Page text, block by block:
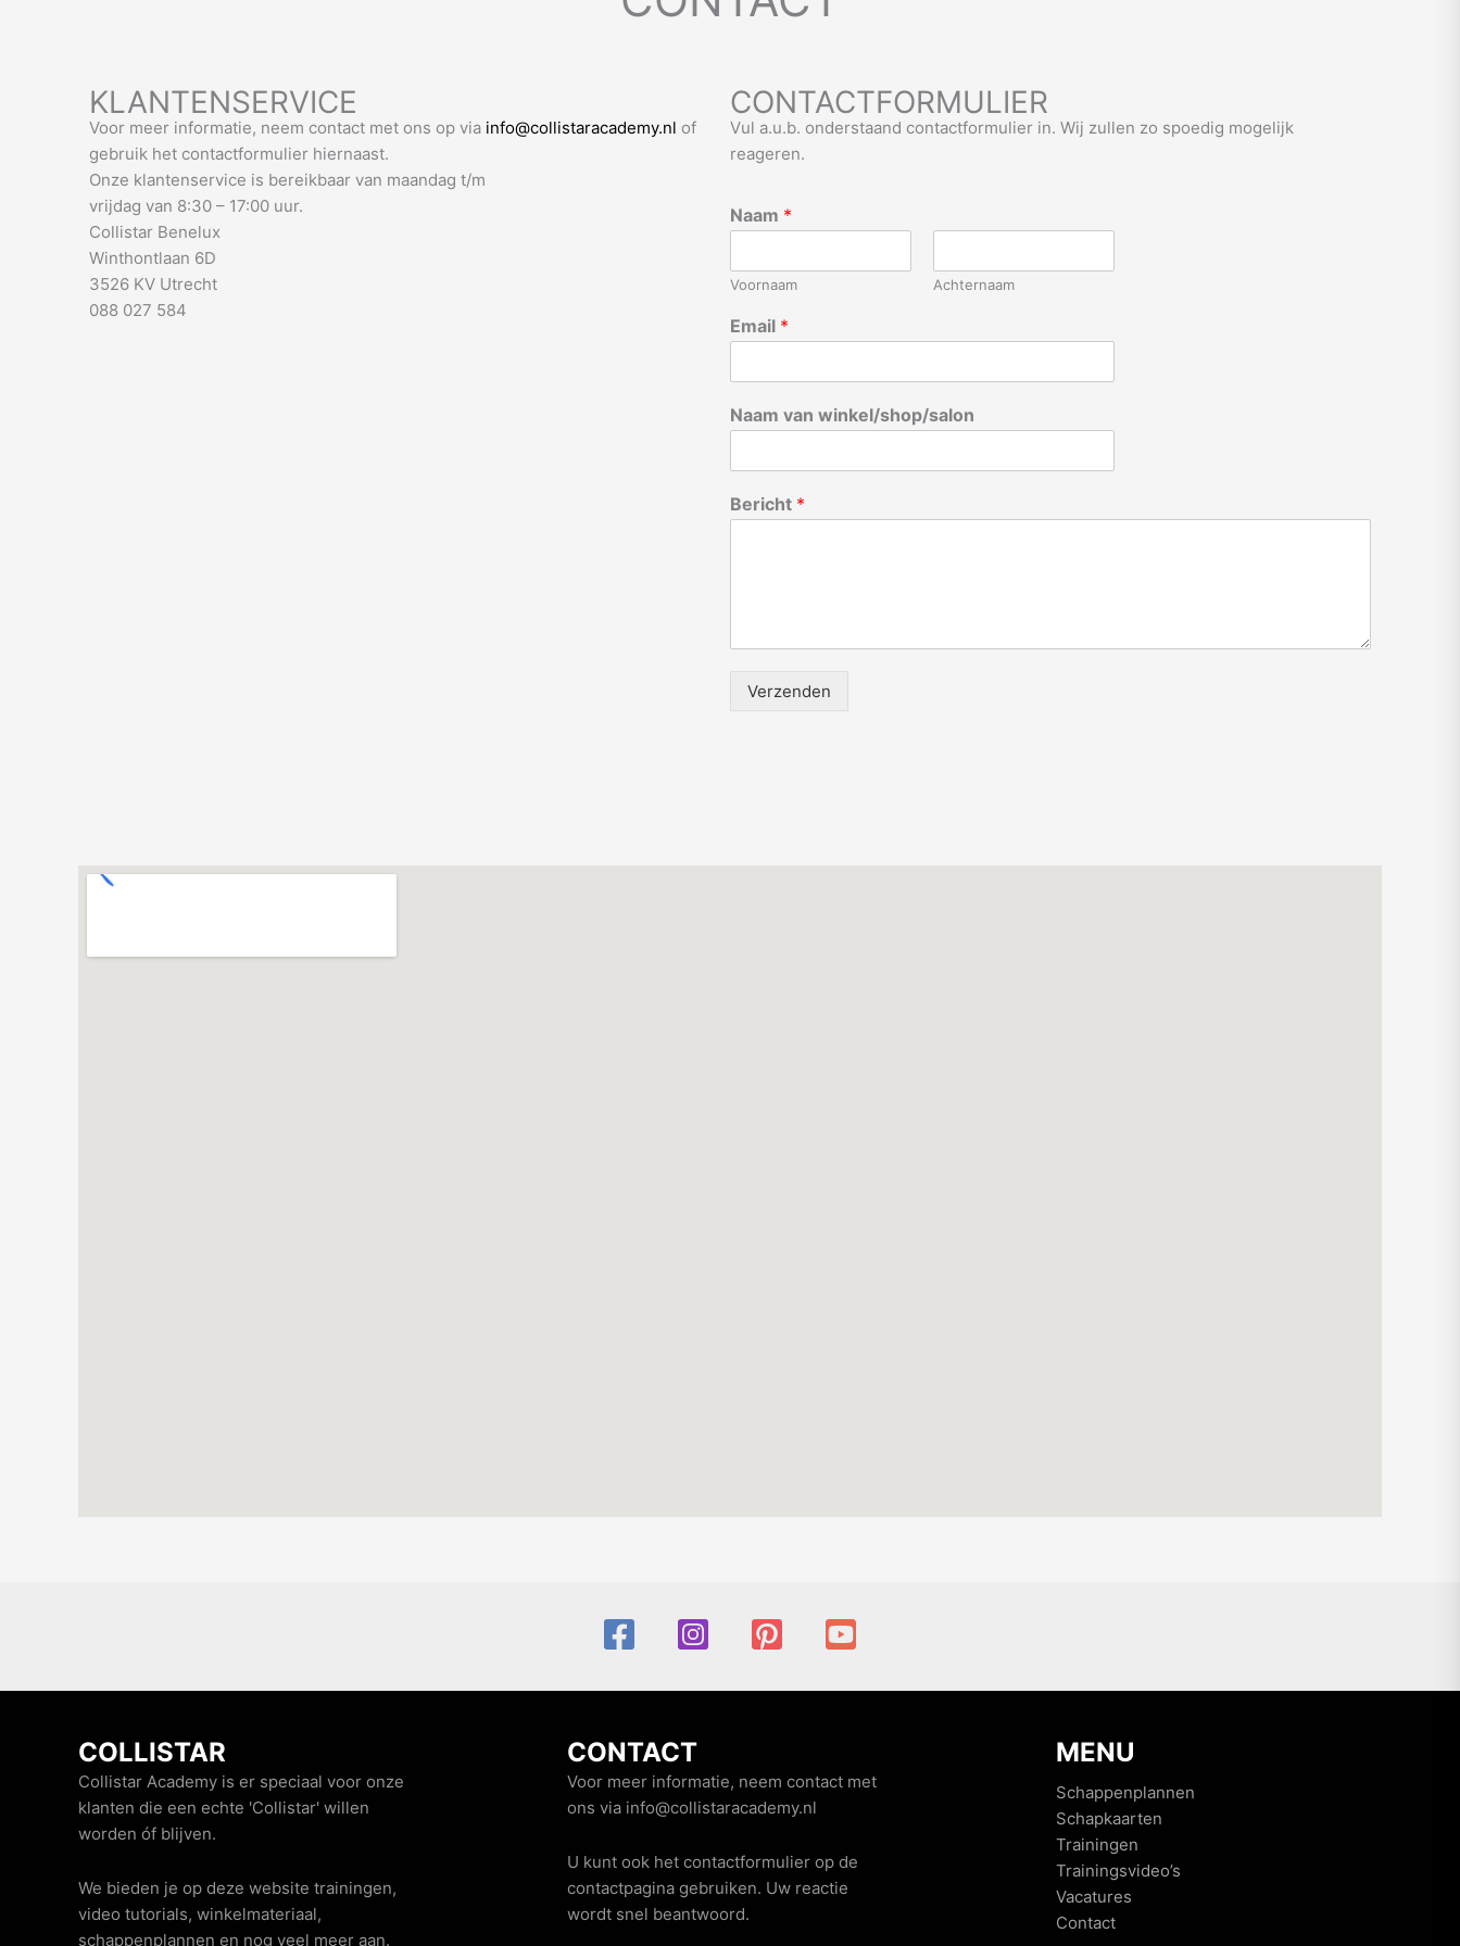
KLANTENSERVICE
Voor meer informatie, neem contact met ons op via info@collistaracademy.nl of
gebruik het contactformulier hiernaast.
Onze klantenservice is bereikbaar van maandag t/m
vrijdag van 8:30 – 17:00 uur.
Collistar Benelux
Winthontlaan 6D
3526 KV Utrecht
088 027 584
CONTACTFORMULIER
Vul a.u.b. onderstaand contactformulier in. Wij zullen zo spoedig mogelijk
reageren.
Naam *
Voornaam Achternaam
Email *
Naam van winkel/shop/salon
Bericht *
Verzenden
COLLISTAR
Collistar Academy is er speciaal voor onze
klanten die een echte 'Collistar' willen
worden óf blijven.
We bieden je op deze website trainingen,
video tutorials, winkelmateriaal,
schappenplannen en nog veel meer aan.
CONTACT
Voor meer informatie, neem contact met
ons via info@collistaracademy.nl
U kunt ook het contactformulier op de
contactpagina gebruiken. Uw reactie
wordt snel beantwoord.
MENU
Schappenplannen
Schapkaarten
Trainingen
Trainingsvideo’s
Vacatures
Contact